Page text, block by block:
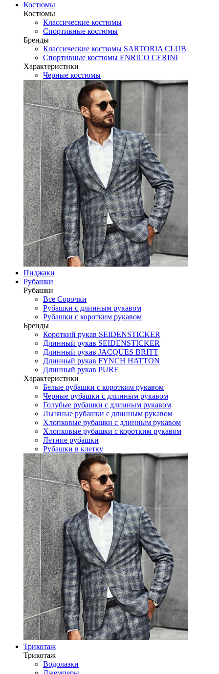
Костюмы
Костюмы
Классические костюмы
Спортивные костюмы
Бренды
Классические костюмы SARTORIA CLUB
Спортивные костюмы ENRICO CERINI
Характеристики
Черные костюмы
Пиджаки
Рубашки
Рубашки
Все Сорочки
Рубашки с длинным рукавом
Рубашки с коротким рукавом
Бренды
Короткий рукав SEIDENSTICKER
Длинный рукав SEIDENSTICKER
Длинный рукав JAСQUES BRITT
Длинный рукав FYNCH HATTON
Длинный рукав PURE
Характеристики
Белые рубашки с коротким рукавом
Черные рубашки с длинным рукавом
Голубые рубашки с длинным рукавом
Льняные рубашки с длинным рукавом
Хлопковые рубашки с длинным рукавом
Хлопковые рубашки с коротким рукавом
Летние рубашки
Рубашки в клетку
Трикотаж
Трикотаж
Водолазки